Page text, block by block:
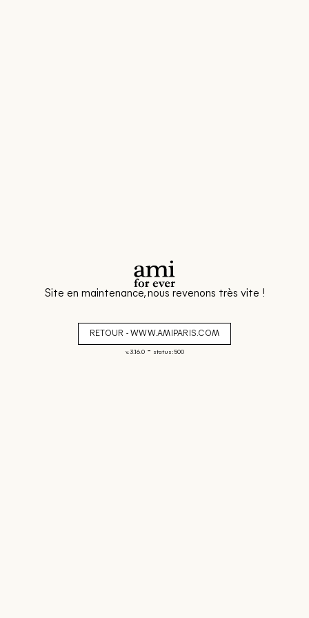
Site en maintenance, nous revenons très vite !
RETOUR - WWW.AMIPARIS.COM
v. 3.16.0- status: 500